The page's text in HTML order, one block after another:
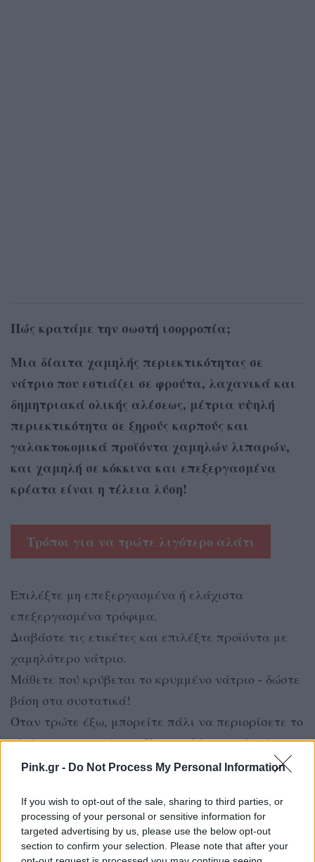
Pink.gr - Do Not Process My Personal Information
If you wish to opt-out of the sale, sharing to third parties, or
processing of your personal or sensitive information for
targeted advertising by us, please use the below opt-out
section to confirm your selection. Please note that after your
Πώς κρατάμε την σωστή ισορροπία;
Mια δίαιτα χαμηλής περιεκτικότητας σε
νάτριο που εστιάζει σε φρούτα, λαχανικά και
δημητριακά ολικής αλέσεως, μέτρια υψηλή
περιεκτικότητα σε ξηρούς καρπούς και
γαλακτοκομικά προϊόντα χαμηλών λιπαρών,
και χαμηλή σε κόκκινα και επεξεργασμένα
κρέατα είναι η τέλεια λύση!
Τρόποι για να τρώτε λιγότερο αλάτι
Επιλέξτε μη επεξεργασμένα ή ελάχιστα
επεξεργασμένα τρόφιμα.
Διαβάστε τις ετικέτες και επιλέξτε προϊόντα με
χαμηλότερο νάτριο.
Μάθετε πού κρύβεται το κρυμμένο νάτριο - δώστε
βάση στα συστατικά!
Όταν τρώτε έξω, μπορείτε πάλι να περιορίσετε το
αλάτι στο φαγητό σας. Προσπαθήστε να βρείτε
επιλογές με χαμηλότερο νάτριο (πολλά franchise
διατροφικές πληροφορίες στους ιστότοπούς τους).
Όταν τρώτε έξω, ζητήστε να ετοιμαστεί το πιάτο
σας με λιγότερο αλάτι.